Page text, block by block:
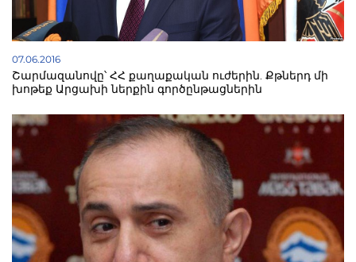
07.06.2016
Շարմազանովը՝ ՀՀ քաղաքական ուժերին. Քթներդ մի
խոթեք Արցախի ներքին գործընթացներին